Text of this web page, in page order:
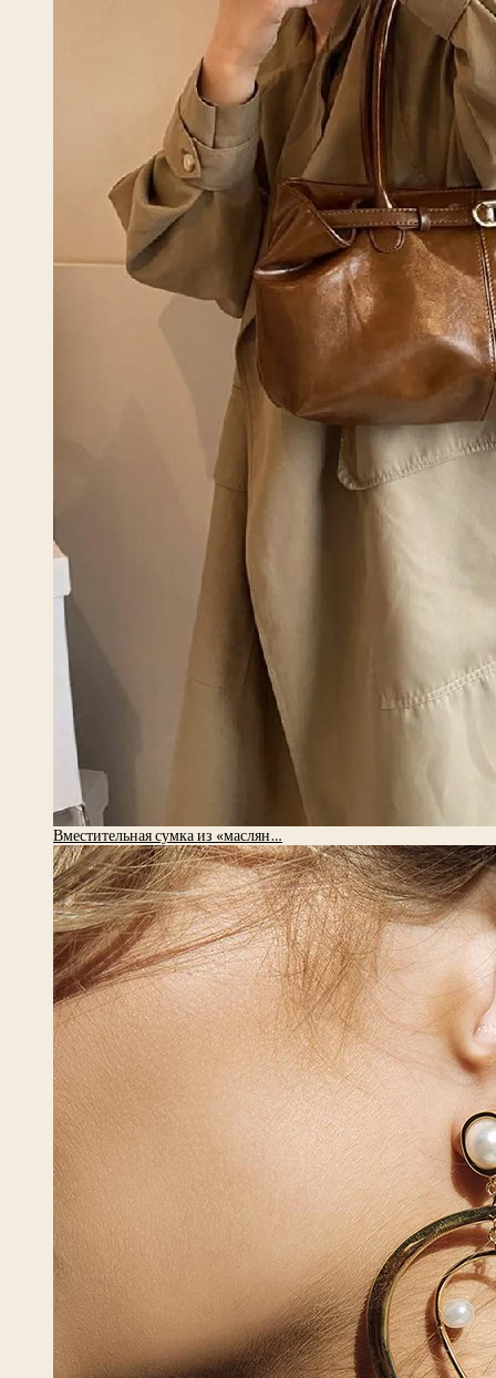
Вместительная сумка из «маслян…